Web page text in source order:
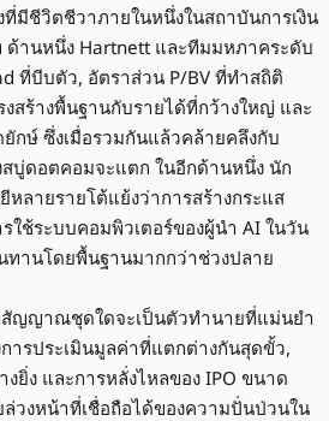
ที่มีชีวิตชีวาภายในหนึ่งในสถาบันการเงิน
านหนึ่ง Hartnett และทีมมหภาคระดับ
ที่บีบตัว, อัตราส่วน P/BV ที่ทำสถิติ
งสร้างพื้นฐานกับรายได้ที่กว้างใหญ่ และ
กษ์ ซึ่งเมื่อรวมกันแล้วคล้ายคลึงกับ
บู่ดอตคอมจะแตก ในอีกด้านหนึ่ง นัก
หลายรายโต้แย้งว่าการสร้างกระแส
ใช้ระบบคอมพิวเตอร์ของผู้นำ AI ในวัน
านโดยพื้นฐานมากกว่าช่วงปลาย
ญญาณชุดใดจะเป็นตัวทำนายที่แม่นยำ
ารประเมินมูลค่าที่แตกต่างกันสุดขั้ว,
ยิ่ง และการหลั่งไหลของ IPO ขนาด
งหน้าที่เชื่อถือได้ของความปั่นป่วนใน